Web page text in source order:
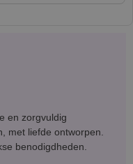
en zorgvuldig
met liefde ontworpen.
benodigdheden.